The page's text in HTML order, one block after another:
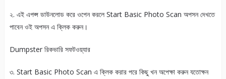
২. এই এপপ্স ডাউনলোড করে ওপেন করলে Start Basic Photo Scan অপসন দেখতে
পাবেন ওই অপসন এ ক্লিক করুন।
Dumpster রিকভারি সফটওয়্যার
৩. Start Basic Photo Scan এ ক্লিক করার পরে কিছু খন অপেক্ষা করুন যতোক্ষন